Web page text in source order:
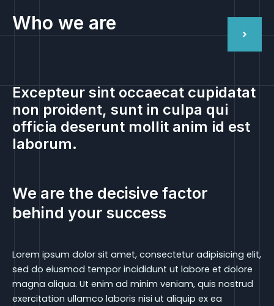
Who we are
Excepteur sint occaecat cupidatat
non proident, sunt in culpa qui
officia deserunt mollit anim id est
laborum.
We are the decisive factor
behind your success
Lorem ipsum dolor sit amet, consectetur adipisicing elit,
sed do eiusmod tempor incididunt ut labore et dolore
magna aliqua. Ut enim ad minim veniam, quis nostrud
exercitation ullamco laboris nisi ut aliquip ex ea